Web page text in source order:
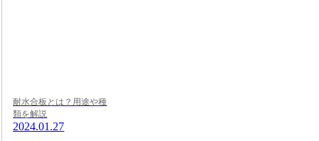
耐水合板とは？用途や種
類を解説
2024.01.27